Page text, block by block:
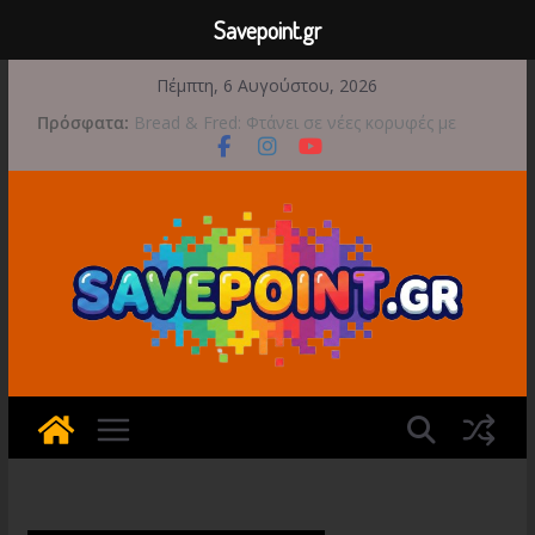
περιεχόμενο
Πέμπτη, 6 Αυγούστου, 2026
Πρόσφατα: Bread & Fred: Φτάνει σε νέες κορυφές με
αποκλειστικές Limited Editions από την Atari
Έρχεται 1η Σεπτεμβρίου το Crimson Moon
Reincarnation μετά την ανάμεικτη υποδοχή
Ξεκινήσαν οι προπαραγγελίες για το The
Walking Dead: Streets of Survival
Διαρροή-Βόμβα: Η Microsoft Φέρνει το
Backwards Compatibility των Original Xbox &
Xbox 360 στο PC
Savepoint.gr